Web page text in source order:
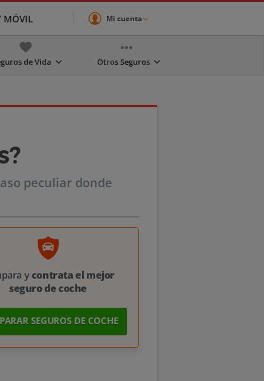
MÓVIL Mi cuenta
de Vida Otros Seguros
peculiar donde
ycontrata el mejor
seguro de coche
SEGUROS DE COCHE